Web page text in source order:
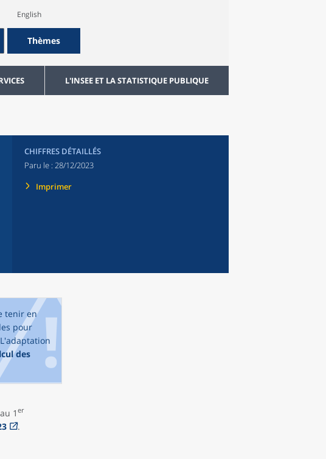
English
Thèmes
L'INSEE ET LA STATISTIQUE PUBLIQUE
CHIFFRES DÉTAILLÉS
Paru le : 28/12/2023
Imprimer
tenir en
pour
des
1 er
.